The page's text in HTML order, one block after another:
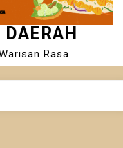
Rasa